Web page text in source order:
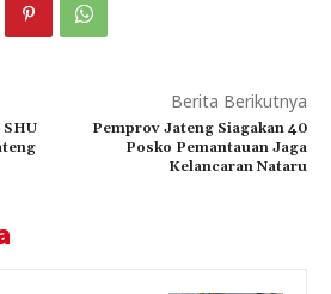
Berita Berikutnya
Pemprov Jateng Siagakan 40
Posko Pemantauan Jaga
Kelancaran Nataru